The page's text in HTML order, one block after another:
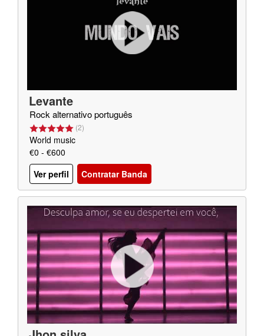
Levante
Rock alternativo português
(2)
World music
€0 - €600
Ver perfil
Contratar Banda